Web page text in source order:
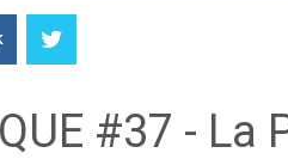
#37 -